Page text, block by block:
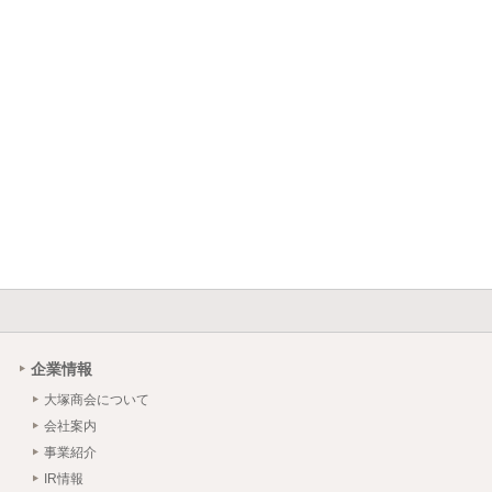
企業情報
大塚商会について
会社案内
事業紹介
IR情報